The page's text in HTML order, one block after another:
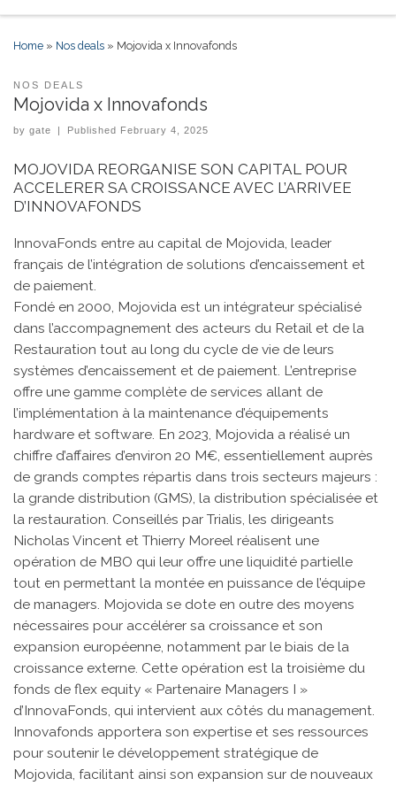
Home » Nos deals » Mojovida x Innovafonds
NOS DEALS
Mojovida x Innovafonds
by gate | Published February 4, 2025
MOJOVIDA REORGANISE SON CAPITAL POUR
ACCELERER SA CROISSANCE AVEC L’ARRIVEE
D’INNOVAFONDS
InnovaFonds entre au capital de Mojovida, leader
français de l’intégration de solutions d’encaissement et
de paiement.
Fondé en 2000, Mojovida est un intégrateur spécialisé
dans l’accompagnement des acteurs du Retail et de la
Restauration tout au long du cycle de vie de leurs
systèmes d’encaissement et de paiement. L’entreprise
offre une gamme complète de services allant de
l’implémentation à la maintenance d’équipements
hardware et software. En 2023, Mojovida a réalisé un
chiffre d’affaires d’environ 20 M€, essentiellement auprès
de grands comptes répartis dans trois secteurs majeurs :
la grande distribution (GMS), la distribution spécialisée et
la restauration. Conseillés par Trialis, les dirigeants
Nicholas Vincent et Thierry Moreel réalisent une
opération de MBO qui leur offre une liquidité partielle
tout en permettant la montée en puissance de l’équipe
de managers. Mojovida se dote en outre des moyens
nécessaires pour accélérer sa croissance et son
expansion européenne, notamment par le biais de la
croissance externe. Cette opération est la troisième du
fonds de flex equity « Partenaire Managers I »
d’InnovaFonds, qui intervient aux côtés du management.
Innovafonds apportera son expertise et ses ressources
pour soutenir le développement stratégique de
Mojovida, facilitant ainsi son expansion sur de nouveaux